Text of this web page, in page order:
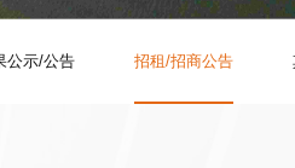
公示/公告 招租/招商公告